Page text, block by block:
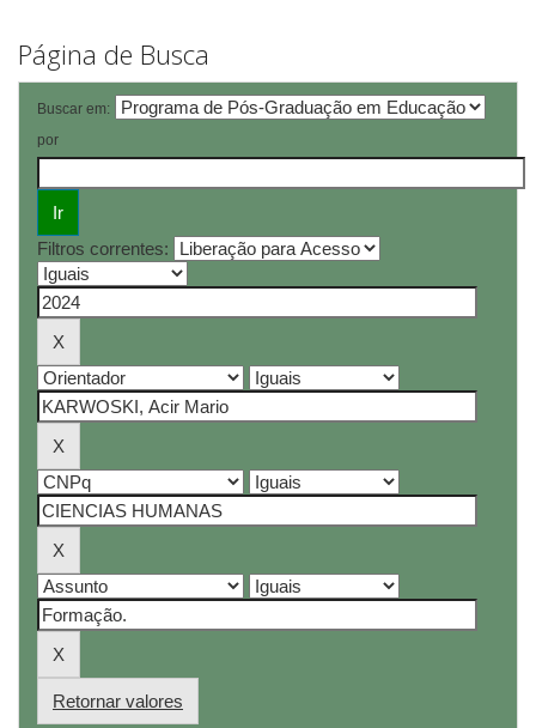
Página de Busca
Buscar em:
por
Filtros correntes:
Retornar valores